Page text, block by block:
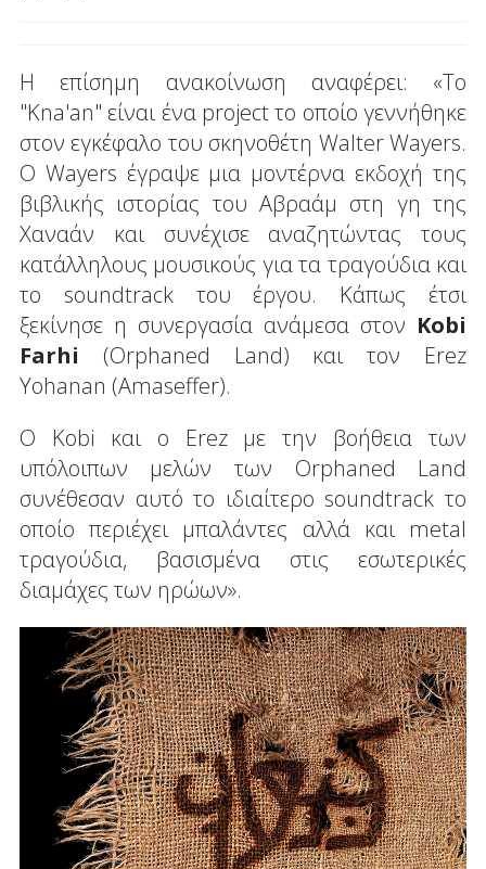
Η επίσημη ανακοίνωση αναφέρει: «Το
"Kna'an" είναι ένα project το οποίο γεννήθηκε
στον εγκέφαλο του σκηνοθέτη Walter Wayers.
Ο Wayers έγραψε μια μοντέρνα εκδοχή της
βιβλικής ιστορίας του Αβραάμ στη γη της
Χαναάν και συνέχισε αναζητώντας τους
κατάλληλους μουσικούς για τα τραγούδια και
το soundtrack του έργου. Κάπως έτσι
ξεκίνησε η συνεργασία ανάμεσα στον Kobi
Farhi (Orphaned Land) και τον Erez
Yohanan (Amaseffer).
Ο Kobi και ο Erez με την βοήθεια των
υπόλοιπων μελών των Orphaned Land
συνέθεσαν αυτό το ιδιαίτερο soundtrack το
οποίο περιέχει μπαλάντες αλλά και metal
τραγούδια, βασισμένα στις εσωτερικές
διαμάχες των ηρώων».